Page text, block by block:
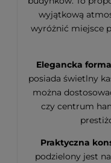
wyjątkową
wyróżnić miejsce
Elegancka
posiada świetlny
można
czy centrum
Praktyczna
podzielony jest